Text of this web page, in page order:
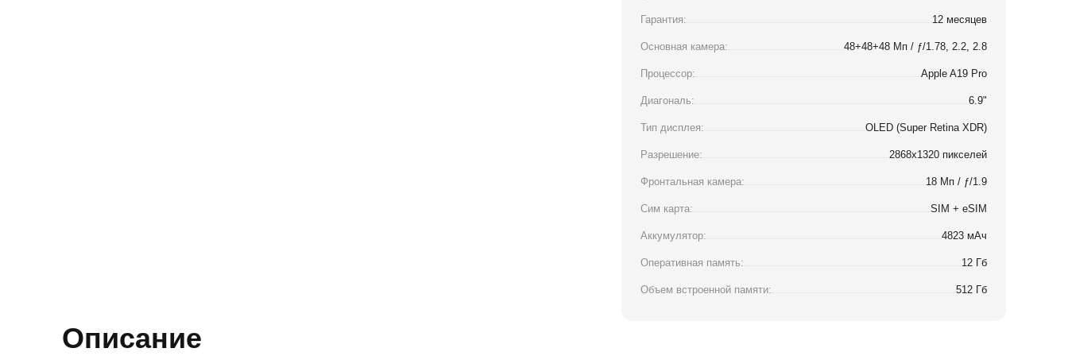
Гарантия: 12 месяцев
Основная камера: 48+48+48 Мп / ƒ/1.78, 2.2, 2.8
Процессор: Apple A19 Pro
Диагональ: 6.9"
Тип дисплея: OLED (Super Retina XDR)
Разрешение: 2868x1320 пикселей
Фронтальная камера: 18 Мп / ƒ/1.9
Сим карта: SIM + eSIM
Аккумулятор: 4823 мАч
Оперативная память: 12 Гб
Объем встроенной памяти: 512 Гб
Описание